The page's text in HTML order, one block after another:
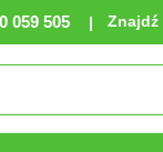
059 505 Znajdź